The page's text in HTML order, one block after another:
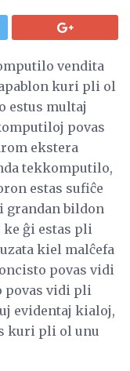
vendita
kuri pli ol
estus multaj
povas
ekstera
tekkomputilo,
estas sufiĉe
grandan bildon
ĝi estas pli
kiel malĉefa
povas vidi
povas vidi pli
evidentaj kialoj,
kuri pli ol unu